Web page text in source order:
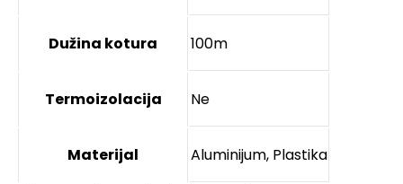
Dužina kotura 100m
Termoizolacija Ne
Materijal
Aluminijum, Plastika